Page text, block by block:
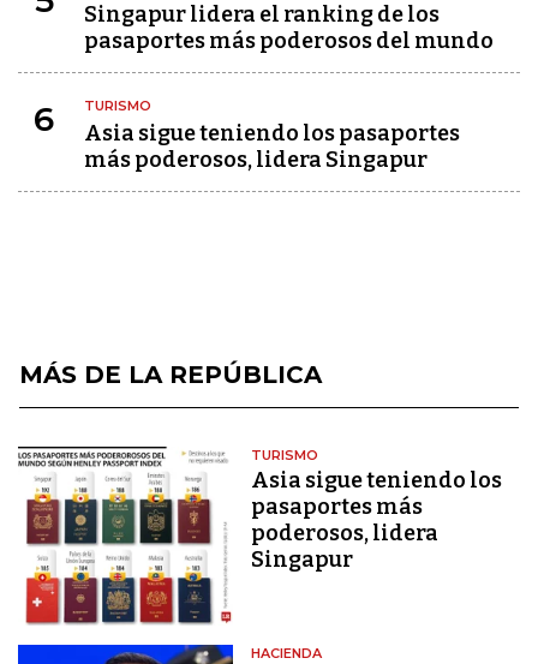
Singapur lidera el ranking de los
pasaportes más poderosos del mundo
6 TURISMO
Asia sigue teniendo los pasaportes
más poderosos, lidera Singapur
MÁS DE LA REPÚBLICA
TURISMO
Asia sigue teniendo los
pasaportes más
poderosos, lidera
Singapur
HACIENDA